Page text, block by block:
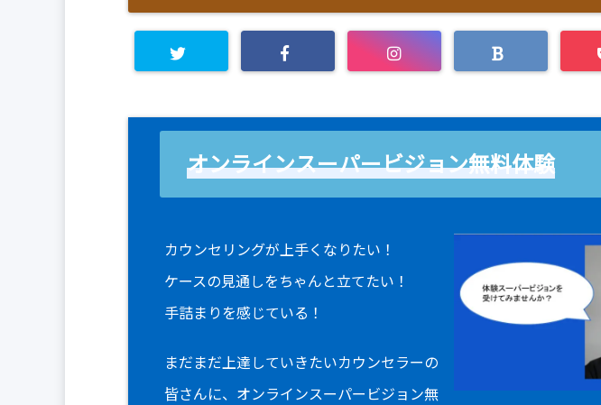
オンラインスーパービジョン無料体験
カウンセリングが上手くなりたい！
ケースの見通しをちゃんと立てたい！
手詰まりを感じている！
まだまだ上達していきたいカウンセラーの
皆さんに、オンラインスーパービジョン無